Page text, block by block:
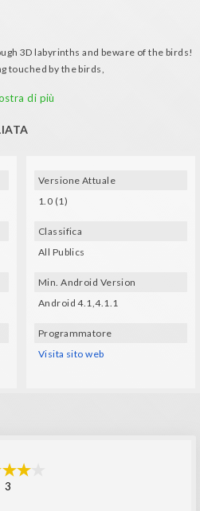
3D labyrinths and beware of the birds!
touched by the birds,
friends.
di più
Versione Attuale
1.0 (1)
Classifica
All Publics
Min. Android Version
Android 4.1,4.1.1
Programmatore
Visita sito web
3